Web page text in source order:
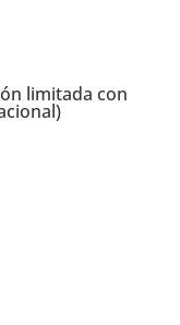
limitada con